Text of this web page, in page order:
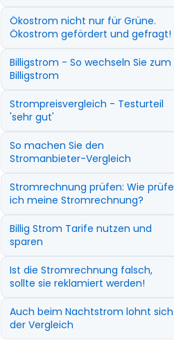
Ökostrom nicht nur für Grüne.
Ökostrom gefördert und gefragt!
Billigstrom - So wechseln Sie zum
Billigstrom
Strompreisvergleich - Testurteil
'sehr gut'
So machen Sie den
Stromanbieter-Vergleich
Stromrechnung prüfen: Wie prüfe
ich meine Stromrechnung?
Billig Strom Tarife nutzen und
sparen
Ist die Stromrechnung falsch,
sollte sie reklamiert werden!
Auch beim Nachtstrom lohnt sich
der Vergleich